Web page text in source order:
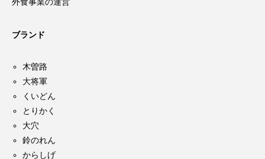
外食事業の運営
ブランド
木曽路
大将軍
くいどん
とりかく
大穴
鈴のれん
からしげ